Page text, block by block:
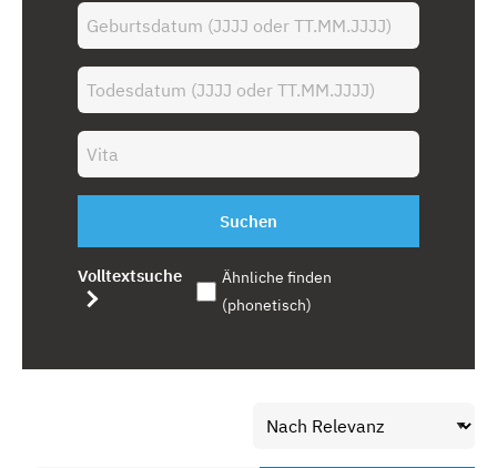
Suchen
Volltextsuche
Ähnliche finden
(phonetisch)